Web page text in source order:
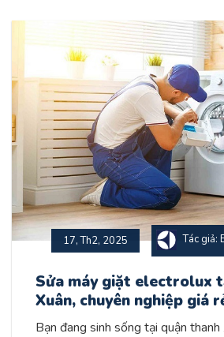
17, Th2, 2025 Tác giả:
Sửa máy giặt electrolux
Xuân, chuyên nghiệp giá
Bạn đang sinh sống tại quận thanh